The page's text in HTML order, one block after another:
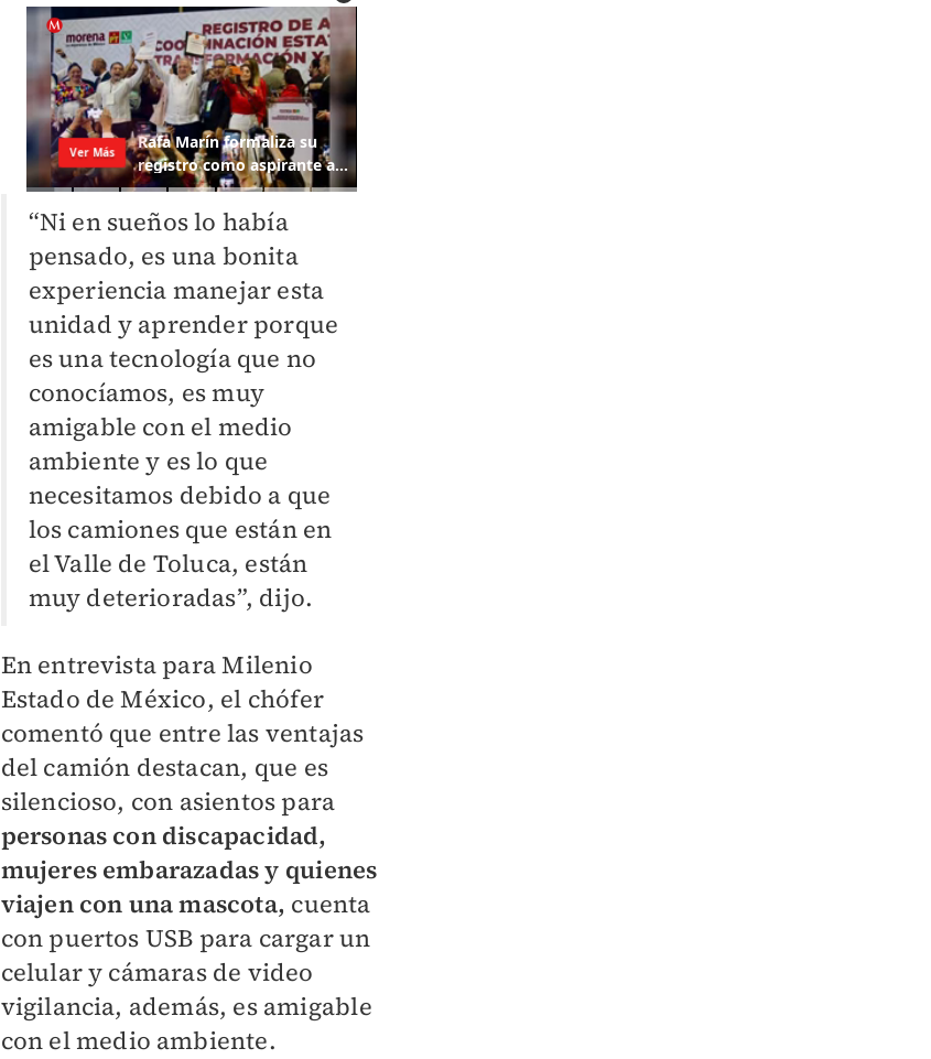
“Ni en sueños lo había
pensado, es una bonita
experiencia manejar esta
unidad y aprender porque
es una tecnología que no
conocíamos, es muy
amigable con el medio
ambiente y es lo que
necesitamos debido a que
los camiones que están en
el Valle de Toluca, están
muy deterioradas”, dijo.
En entrevista paraMilenio
Estado de México, el chófer
comentó que entre las ventajas
del camión destacan, que es
silencioso, con asientos para
personas con discapacidad,
mujeres embarazadas y quienes
viajen con una mascota, cuenta
con puertos USB para cargar un
celular y cámaras de video
vigilancia, además, es amigable
con el medio ambiente.